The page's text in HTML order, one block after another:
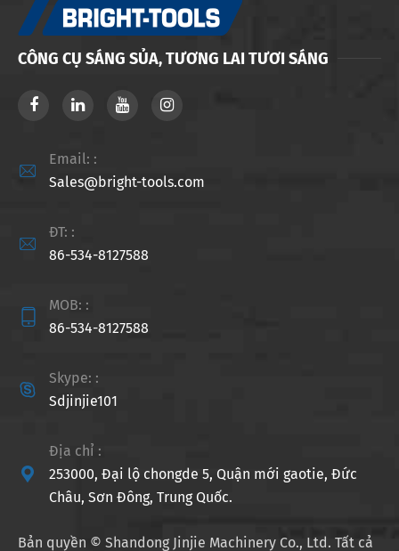
CÔNG CỤ SÁNG SỦA, TƯƠNG LAI TƯƠI SÁNG

Email: :
Sales@bright-tools.com

ĐT: :
86-534-8127588

MOB: :
86-534-8127588

Skype: :
Sdjinjie101

Địa chỉ :
253000, Đại lộ chongde 5, Quận mới gaotie, Đức
Châu, Sơn Đông, Trung Quốc.
Bản quyền © Shandong Jinjie Machinery Co., Ltd. Tất cả